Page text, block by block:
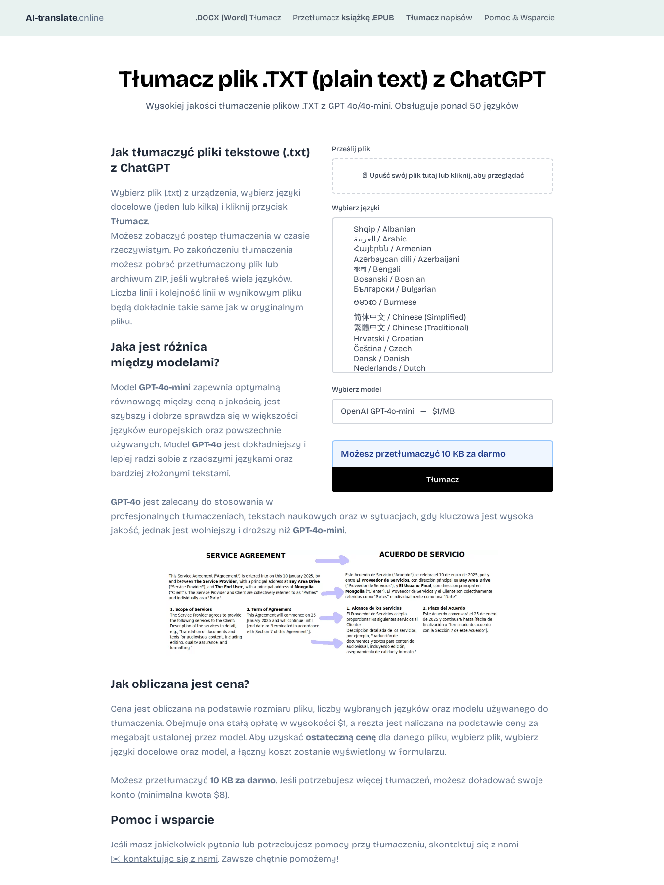
AI-translate.online .DOCX (Word) Tłumacz Przetłumacz książkę .EPUB Tłumacznapisów Pomoc & Wsparcie
Tłumacz plik .TXT (plain text) z ChatGPT
Wysokiej jakości tłumaczenie plików .TXT z GPT 4o/4o-mini. Obsługuje ponad 50 języków
Prześlij plik
📄 Upuść swój plik tutaj lub kliknij, aby przeglądać
Wybierz języki
Wybierz model
Możesz przetłumaczyć10 KBza darmo
Tłumacz
Jak tłumaczyć pliki tekstowe (.txt)
z ChatGPT
Wybierz plik (.txt) z urządzenia, wybierz języki
docelowe (jeden lub kilka) i kliknij przycisk
Tłumacz.
Możesz zobaczyć postęp tłumaczenia w czasie
rzeczywistym. Po zakończeniu tłumaczenia
możesz pobrać przetłumaczony plik lub
archiwum ZIP, jeśli wybrałeś wiele języków.
Liczba linii i kolejność linii w wynikowym pliku
będą dokładnie takie same jak w oryginalnym
pliku.
Jaka jest różnica
między modelami?
Model GPT-4o-mini zapewnia optymalną
równowagę między ceną a jakością, jest
szybszy i dobrze sprawdza się w większości
języków europejskich oraz powszechnie
używanych. Model GPT-4o jest dokładniejszy i
lepiej radzi sobie z rzadszymi językami oraz
bardziej złożonymi tekstami.
GPT-4o jest zalecany do stosowania w
profesjonalnych tłumaczeniach, tekstach naukowych oraz w sytuacjach, gdy kluczowa jest wysoka
jakość, jednak jest wolniejszy i droższy niż GPT-4o-mini.
Jak obliczana jest cena?
Cena jest obliczana na podstawie rozmiaru pliku, liczby wybranych języków oraz modelu używanego do
tłumaczenia. Obejmuje ona stałą opłatę w wysokości $1, a reszta jest naliczana na podstawie ceny za
megabajt ustalonej przez model. Aby uzyskać ostateczną cenę dla danego pliku, wybierz plik, wybierz
języki docelowe oraz model, a łączny koszt zostanie wyświetlony w formularzu.
Możesz przetłumaczyć 10 KBza darmo. Jeśli potrzebujesz więcej tłumaczeń, możesz doładować swoje
konto (minimalna kwota $8).
Pomoc i wsparcie
Jeśli masz jakiekolwiek pytania lub potrzebujesz pomocy przy tłumaczeniu, skontaktuj się z nami
✉️ kontaktując się z nami. Zawsze chętnie pomożemy!